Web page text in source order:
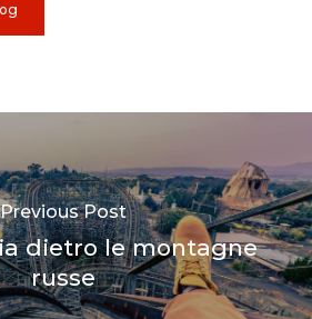
Previous Post
dietro le montagne
russe